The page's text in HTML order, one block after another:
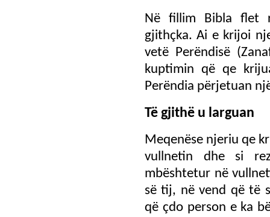
Në fillim Bibla flet
gjithçka. Ai e krijoi
vetë Perëndisë
kuptimin që qe
Perëndia përjetuan
Të gjithë u larguan
Meqenëse njeriu qe
vullnetin dhe si
mbështetur në
së tij, në vend që të
që çdo person e ka